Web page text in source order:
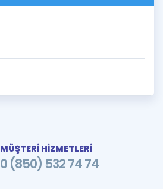
MÜŞTERİ HİZMETLERİ
0 (850) 532 74 74